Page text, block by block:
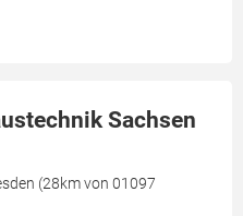
Sachsen
(28km von 01097